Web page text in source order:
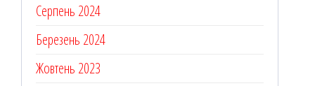
Серпень 2024
Березень 2024
Жовтень 2023